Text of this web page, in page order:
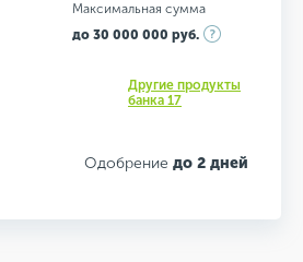
Максимальная сумма
до 30 000 000 руб.
Другие продукты
банка 17
Одобрение до 2 дней